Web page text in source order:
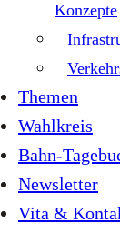
Konzepte
Themen
Wahlkreis
Bahn-
Newsletter
Vita &